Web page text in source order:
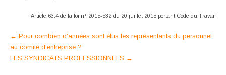
Article 63.4 de la loi n° 2015-532 du 20 juillet 2015 portant Code du Travail
Post
navigation
← Pour combien d’années sont élus les représentants du personnel
au comité d’entreprise ?
LES SYNDICATS PROFESSIONNELS →